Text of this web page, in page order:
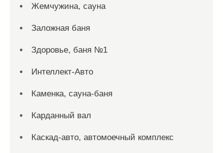
Жемчужина, сауна
Заложная баня
Здоровье, баня №1
Интеллект-Авто
Каменка, сауна-баня
Карданный вал
Каскад-авто, автомоечный комплекс